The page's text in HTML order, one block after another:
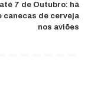
7 de Outubro: há
canecas de cerveja
nos aviões